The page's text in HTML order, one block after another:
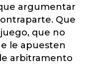
argumentar
Que
que no
le apuesten
arbitramento